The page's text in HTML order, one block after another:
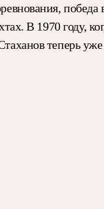
победа
В 1970 году,
теперь уже